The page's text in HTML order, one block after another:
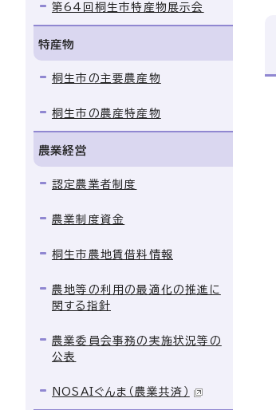
第64回桐生市特産物展示会
特産物
桐生市の主要農産物
桐生市の農産特産物
農業経営
認定農業者制度
農業制度資金
桐生市農地賃借料情報
農地等の利用の最適化の推進に
関する指針
農業委員会事務の実施状況等の
公表
NOSAIぐんま（農業共済）